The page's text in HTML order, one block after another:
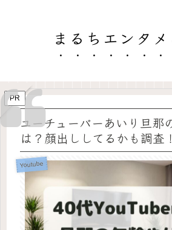
まるちエンタメ
PR
ユーチューバーあいり旦那
は？顔出ししてるかも調査！
Youtube